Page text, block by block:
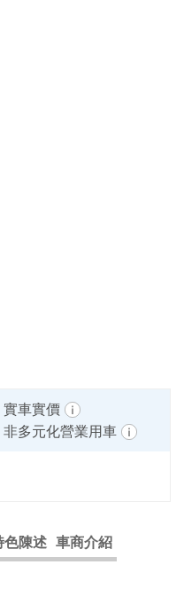
實車實價
非多元化營業用車
色陳述 車商介紹